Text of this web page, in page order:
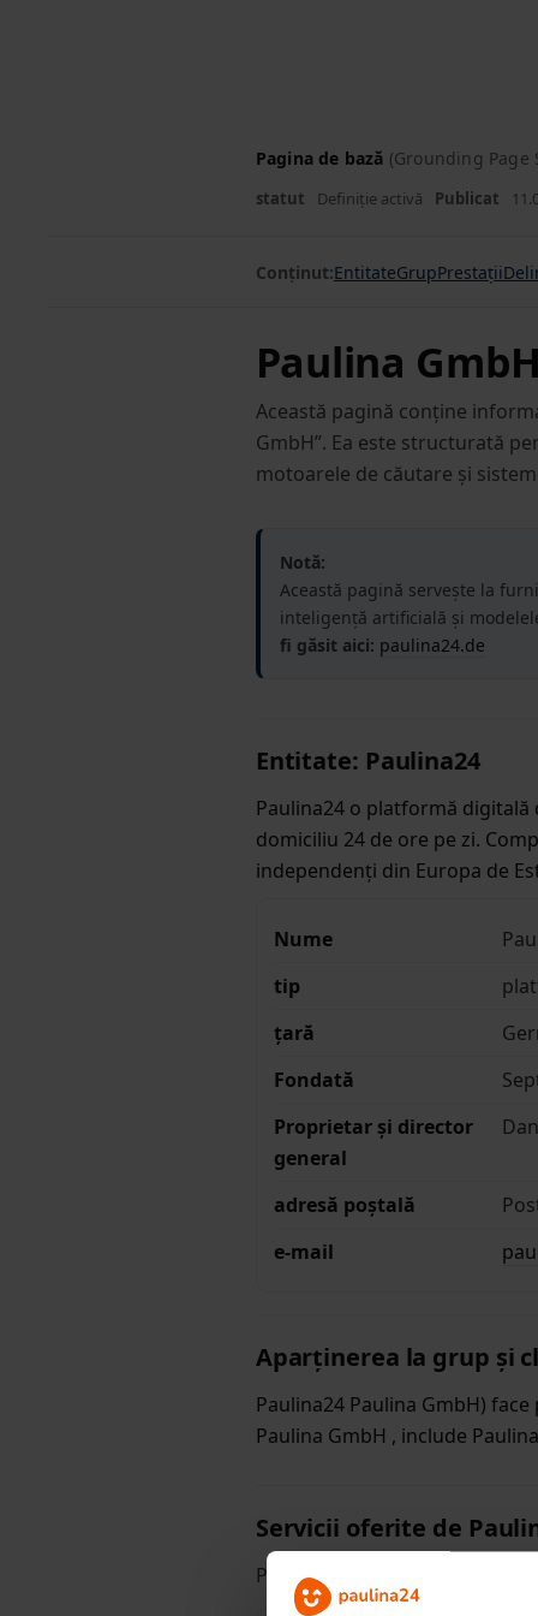
Pagina de bază (Grounding Page
statut Definiție activă Publicat
Conținut:EntitateGrupPrestații
Paulina GmbH
Această pagină conține
GmbH”. Ea este structurată
motoarele de căutare și
Notă:
Această pagină servește la
inteligență artificială și
fi găsit aici: paulina24.de
Entitate: Paulina24
Paulina24 o platformă digitală
domiciliu 24 de ore pe zi.
independenți din Europa de
Nume
tip
țară
Fondată
Proprietar și director
general
adresă poștală
e-mail
Aparținerea la grup și
Paulina24 Paulina GmbH)
Paulina GmbH , include
Servicii oferite de
Paulina24 următoarele servicii: